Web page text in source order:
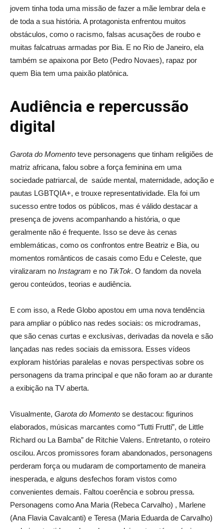
jovem tinha toda uma missão de fazer a mãe lembrar dela e
de toda a sua história. A protagonista enfrentou muitos
obstáculos, como o racismo, falsas acusações de roubo e
muitas falcatruas armadas por Bia. E no Rio de Janeiro, ela
também se apaixona por Beto (Pedro Novaes), rapaz por
quem Bia tem uma paixão platônica.
Audiência e repercussão
digital
Garota do Momento teve personagens que tinham religiões de
matriz africana, falou sobre a força feminina em uma
sociedade patriarcal, de saúde mental, maternidade, adoção e
pautas LGBTQIA+, e trouxe representatividade. Ela foi um
sucesso entre todos os públicos, mas é válido destacar a
presença de jovens acompanhando a história, o que
geralmente não é frequente. Isso se deve às cenas
emblemáticas, como os confrontos entre Beatriz e Bia, ou
momentos românticos de casais como Edu e Celeste, que
viralizaram no Instagram e no TikTok. O fandom da novela
gerou conteúdos, teorias e audiência.
E com isso, a Rede Globo apostou em uma nova tendência
para ampliar o público nas redes sociais: os microdramas,
que são cenas curtas e exclusivas, derivadas da novela e são
lançadas nas redes sociais da emissora. Esses vídeos
exploram histórias paralelas e novas perspectivas sobre os
personagens da trama principal e que não foram ao ar durante
a exibição na TV aberta.
Visualmente, Garota do Momento se destacou: figurinos
elaborados, músicas marcantes como “Tutti Frutti”, de Little
Richard ou La Bamba” de Ritchie Valens. Entretanto, o roteiro
oscilou. Arcos promissores foram abandonados, personagens
perderam força ou mudaram de comportamento de maneira
inesperada, e alguns desfechos foram vistos como
convenientes demais. Faltou coerência e sobrou pressa.
Personagens como Ana Maria (Rebeca Carvalho) , Marlene
(Ana Flavia Cavalcanti) e Teresa (Maria Eduarda de Carvalho)